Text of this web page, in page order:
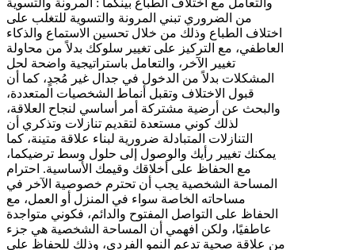
والتعامل مع اختلاف الطباع بينكما : المرونة والتسوية
من الضروري تبني المرونة والتسوية للتغلب على
اختلاف الطباع وذلك من خلال تحسين الاستماع والذكاء
العاطفي، مع التركيز على تغيير سلوكك بدلاً من محاولة
تغيير الآخر، والتعامل باستراتيجية واضحة لحل
المشكلات بدلاً من الدخول في جدال غير مُجدٍ، كما أن
قبول الاختلاف وتقبل أنماط الشخصيات المتعددة،
والبحث عن أرضية مشتركة أمر أساسي لنجاح العلاقة،
لذلك كوني مستعدة لتقديم تنازلات وتذكري أن
التنازلات المتبادلة ضرورية لبناء علاقة متينة، كما
يمكنك تغيير رأيك والوصول إلى حلول وسط ترضيكما،
مع الحفاظ على أخلاقك وقيمك الأساسية. احترام
المساحة الشخصية يجب أن تحترم خصوصية الآخر في
مساحاته الخاصة سواء في المنزل أو العمل، مع
الحفاظ على التواصل المفتوح والدائم، فكوني متواجدة
عاطفيًا، ولكن افهمي أن المساحة الشخصية هي جزء
من علاقة صحية تدعم النمو الفردي، وذلك للحفاظ على